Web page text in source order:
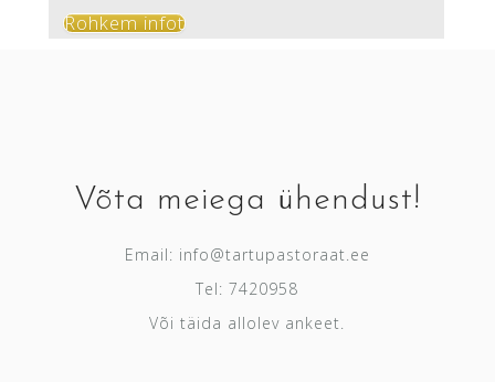
Rohkem infot
Võta meiega ühendust!
Email: info@tartupastoraat.ee
Tel: 7420958
Või täida allolev ankeet.